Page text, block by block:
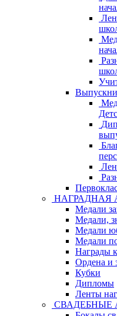
НАГРАДНАЯ
Медали
Медали,
Медали
Медали
Награды
Ордена и
Кубки
Дипломы
Ленты
СВАДЕБНЫЕ